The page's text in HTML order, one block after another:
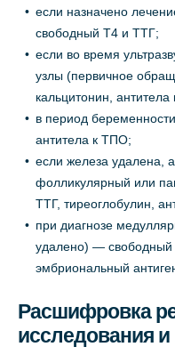
если назначено
свободный Т4 и ТТГ;
если во время
узлы (первичное
кальцитонин,
в период
антитела к ТПО;
если железа удалена,
фолликулярный или
ТТГ, тиреоглобулин,
при диагнозе
удалено) — свободный
эмбриональный
Расшифровка
исследования